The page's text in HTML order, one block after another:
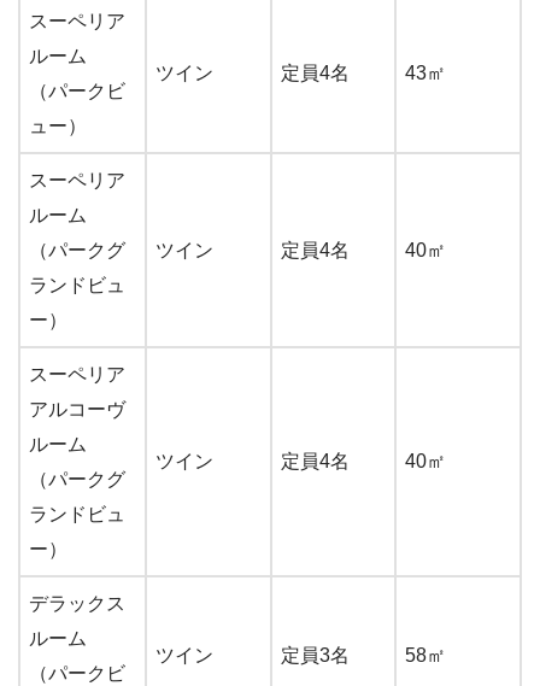
スーペリア
ルーム
（パークビ
ュー）
ツイン 定員4名 43㎡
スーペリア
ルーム
（パークグ
ランドビュ
ー）
ツイン 定員4名 40㎡
スーペリア
アルコーヴ
ルーム
（パークグ
ランドビュ
ー）
ツイン 定員4名 40㎡
デラックス
ルーム
（パークビ
ツイン 定員3名 58㎡